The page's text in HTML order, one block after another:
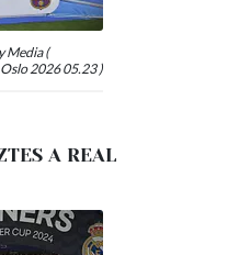
Media (
2026 05.23 )
A REAL